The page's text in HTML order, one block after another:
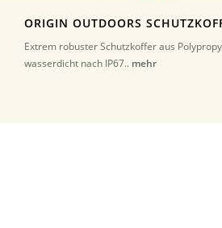
ORIGIN OUTDOORS
Extrem robuster Schutzkoffer aus
wasserdicht nach IP67.. mehr